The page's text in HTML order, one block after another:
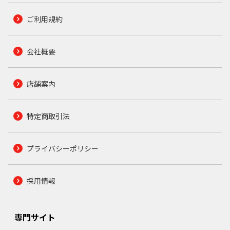
ご利用規約
会社概要
店舗案内
特定商取引法
プライバシーポリシー
採用情報
専門サイト